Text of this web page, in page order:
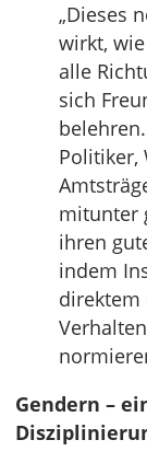
„Dieses
wirkt,
alle
sich
Politiker,
mitunter
ihren
indem
direktem
Gendern –